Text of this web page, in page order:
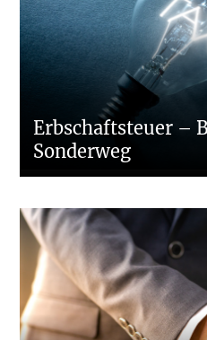
Erbschaftsteuer –
Sonderweg